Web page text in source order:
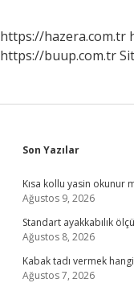
https://hazera.com.tr
https://buup.com.tr
Sidebar
Son Yazılar
Kısa kollu yasin okunur
Ağustos 9, 2026
Standart ayakkabılık
Ağustos 8, 2026
Kabak tadı vermek
Ağustos 7, 2026